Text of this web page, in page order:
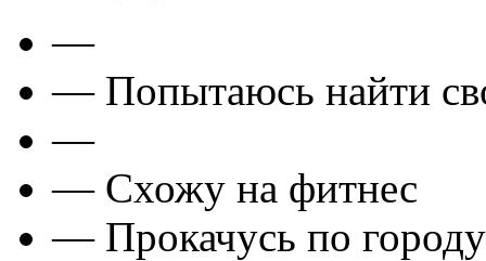
—
— Попытаюсь найти
—
— Схожу на фитнес
— Прокачусь по городу